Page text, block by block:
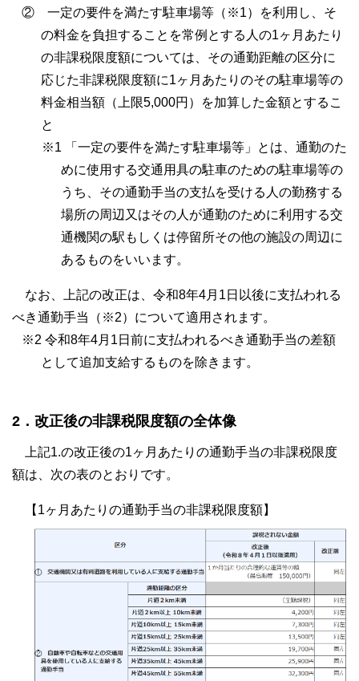
② 一定の要件を満たす駐車場等（※1）を利用し、そ
の料金を負担することを常例とする人の1ヶ月あたり
の非課税限度額については、その通勤距離の区分に
応じた非課税限度額に1ヶ月あたりのその駐車場等の
料金相当額（上限5,000円）を加算した金額とするこ
と
※1 「一定の要件を満たす駐車場等」とは、通勤のた
めに使用する交通用具の駐車のための駐車場等の
うち、その通勤手当の支払を受ける人の勤務する
場所の周辺又はその人が通勤のために利用する交
通機関の駅もしくは停留所その他の施設の周辺に
あるものをいいます。
なお、上記の改正は、令和8年4月1日以後に支払われる
べき通勤手当（※2）について適用されます。
※2 令和8年4月1日前に支払われるべき通勤手当の差額
として追加支給するものを除きます。
2．改正後の非課税限度額の全体像
上記1.の改正後の1ヶ月あたりの通勤手当の非課税限度
額は、次の表のとおりです。
【1ヶ月あたりの通勤手当の非課税限度額】